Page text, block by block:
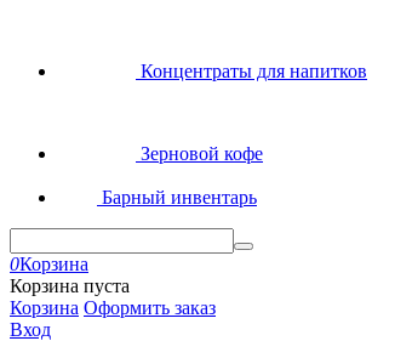
Концентраты для напитков
Зерновой кофе
Барный инвентарь
0Корзина
Корзина пуста
Корзина Оформить заказ
Вход